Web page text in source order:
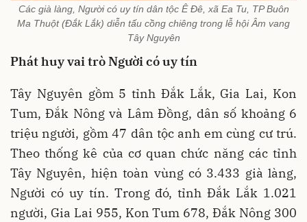
Các già làng, Người có uy tín dân tộc Ê Đê, xã Ea Tu, TP Buôn
Ma Thuột (Đắk Lắk) diễn tấu cồng chiêng trong lễ hội Âm vang
Tây Nguyên
Phát huy vai trò Người có uy tín
Tây Nguyên gồm 5 tỉnh Đắk Lắk, Gia Lai, Kon
Tum, Đắk Nông và Lâm Đồng, dân số khoảng 6
triệu người, gồm 47 dân tộc anh em cùng cư trú.
Theo thống kê của cơ quan chức năng các tỉnh
Tây Nguyên, hiện toàn vùng có 3.433 già làng,
Người có uy tín. Trong đó, tỉnh Đắk Lắk 1.021
người, Gia Lai 955, Kon Tum 678, Đắk Nông 300